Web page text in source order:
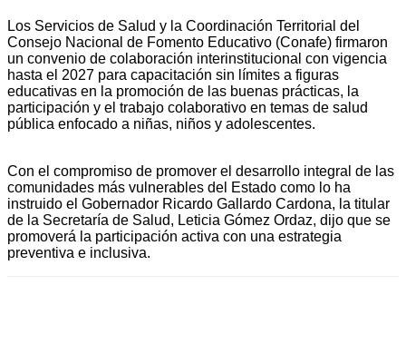
Los Servicios de Salud y la Coordinación Territorial del
Consejo Nacional de Fomento Educativo (Conafe) firmaron
un convenio de colaboración interinstitucional con vigencia
hasta el 2027 para capacitación sin límites a figuras
educativas en la promoción de las buenas prácticas, la
participación y el trabajo colaborativo en temas de salud
pública enfocado a niñas, niños y adolescentes.
Con el compromiso de promover el desarrollo integral de las
comunidades más vulnerables del Estado como lo ha
instruido el Gobernador Ricardo Gallardo Cardona, la titular
de la Secretaría de Salud, Leticia Gómez Ordaz, dijo que se
promoverá la participación activa con una estrategia
preventiva e inclusiva.